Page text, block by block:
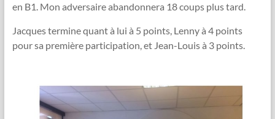
en B1. Mon adversaire abandonnera 18 coups plus tard.
Jacques termine quant à lui à 5 points, Lenny à 4 points
pour sa première participation, et Jean-Louis à 3 points.